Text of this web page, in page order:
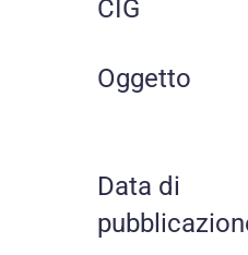
CIG
Oggetto
Data di